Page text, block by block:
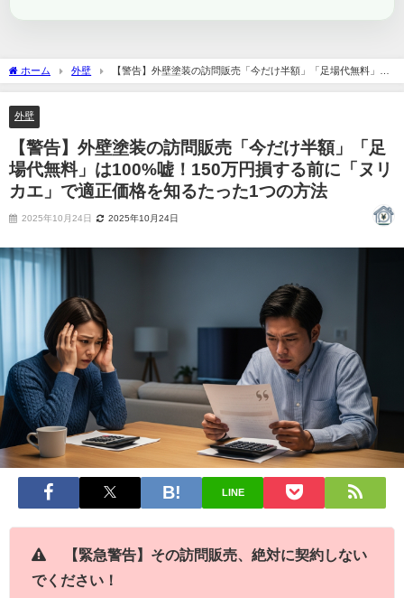
ホーム 外壁
【警告】外壁塗装の訪問販売「今だけ半額」「足場代無料」は
100%嘘！150万円損する前に「ヌリカエ」で適正価格を知るたった1つの方法
外壁
【警告】外壁塗装の訪問販売「今だけ半額」「足
場代無料」は100%嘘！150万円損する前に「ヌリ
カエ」で適正価格を知るたった1つの方法
2025年10月24日 2025年10月24日
LINE
【緊急警告】その訪問販売、絶対に契約しない
でください！